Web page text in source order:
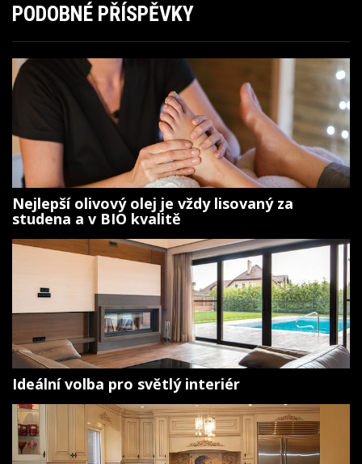
PODOBNÉ PŘÍSPĚVKY
Nejlepší olivový olej je vždy lisovaný za
studena a v BIO kvalitě
Ideální volba pro světlý interiér